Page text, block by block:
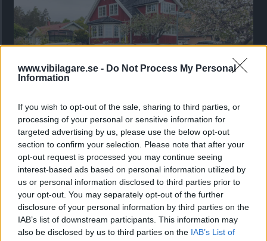
www.vibilagare.se - Do Not Process My Personal
Information
If you wish to opt-out of the sale, sharing to third parties, or
processing of your personal or sensitive information for
targeted advertising by us, please use the below opt-out
section to confirm your selection. Please note that after your
opt-out request is processed you may continue seeing
interest-based ads based on personal information utilized by
us or personal information disclosed to third parties prior to
your opt-out. You may separately opt-out of the further
disclosure of your personal information by third parties on the
IAB’s list of downstream participants. This information may
also be disclosed by us to third parties on the IAB’s List of
Kia utmanar i kombiklassen – blir omkörd
av ”gamlingen”
Nykomlingen fälls av en besvärande nackdel.